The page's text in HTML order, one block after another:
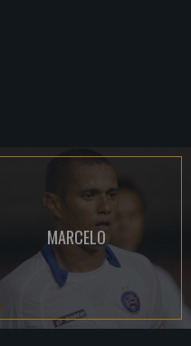
MARCELO